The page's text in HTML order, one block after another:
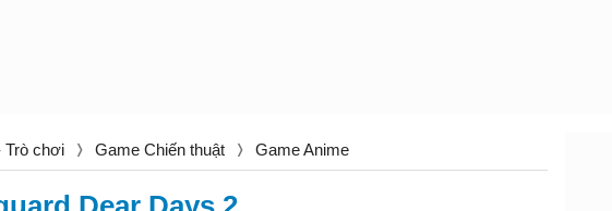
Trò chơi Game Chiến thuật Game Anime